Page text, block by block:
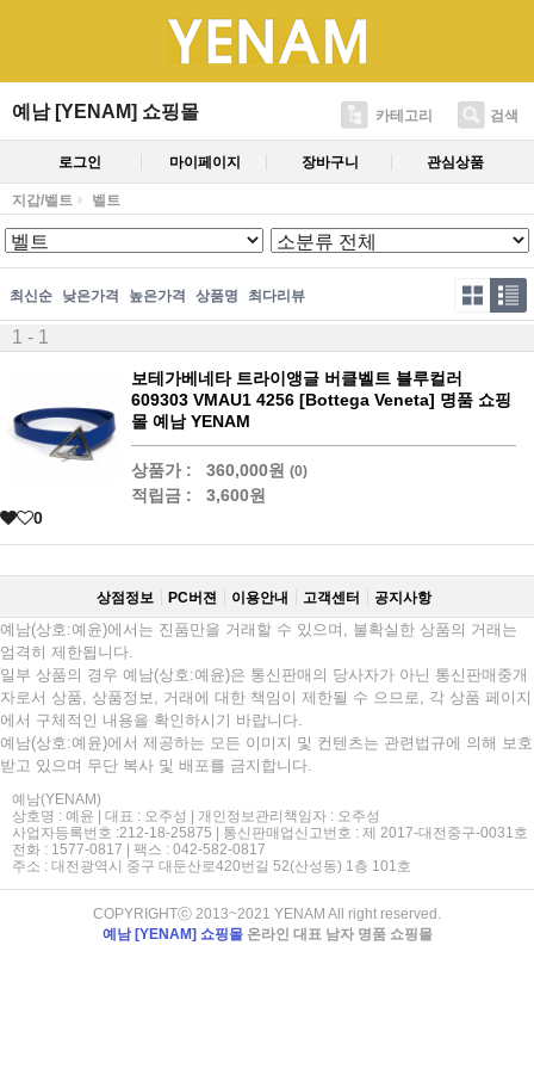
예남 [YENAM] 쇼핑몰 카테고리 검색
로그인 마이페이지 장바구니 관심상품
지갑/벨트 벨트
최신순 낮은가격 높은가격 상품명 최다리뷰
1 - 1
보테가베네타 트라이앵글 버클벨트 블루컬러
609303 VMAU1 4256 [Bottega Veneta] 명품 쇼핑
몰 예남 YENAM
상품가 : 360,000원 (0)
적립금 :
3,600원
0
상점정보 PC버젼 이용안내 고객센터 공지사항
예남(상호:예윤)에서는 진품만을 거래할 수 있으며, 불확실한 상품의 거래는
엄격히 제한됩니다.
일부 상품의 경우 예남(상호:예윤)은 통신판매의 당사자가 아닌 통신판매중개
자로서 상품, 상품정보, 거래에 대한 책임이 제한될 수 으므로, 각 상품 페이지
에서 구체적인 내용을 확인하시기 바랍니다.
예남(상호:예윤)에서 제공하는 모든 이미지 및 컨텐츠는 관련법규에 의해 보호
받고 있으며 무단 복사 및 배포를 금지합니다.
예남(YENAM)
상호명 : 예윤 | 대표 : 오주성 | 개인정보관리책임자 : 오주성
사업자등록번호 :212-18-25875 | 통신판매업신고번호 : 제 2017-대전중구-0031호
전화 : 1577-0817 | 팩스 : 042-582-0817
주소 : 대전광역시 중구 대둔산로420번길 52(산성동) 1층 101호
COPYRIGHTⓒ 2013~2021 YENAM All right reserved.
예남 [YENAM] 쇼핑몰온라인 대표 남자 명품 쇼핑몰